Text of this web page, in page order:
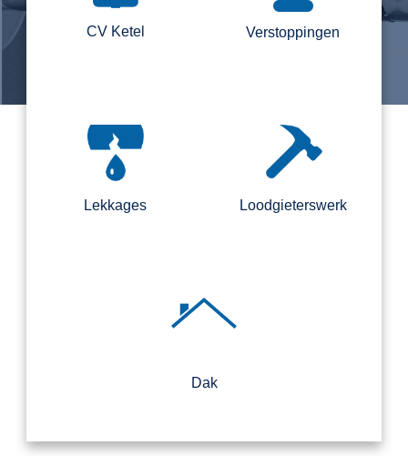
CV Ketel Verstoppingen
Lekkages Loodgieterswerk
Dak